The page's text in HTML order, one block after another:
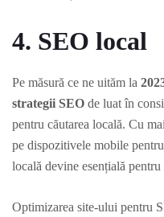
4. SEO local
Pe măsură ce ne uităm la
strategii SEO de luat în
pentru căutarea locală. Cu
pe dispozitivele mobile
locală devine esențială
Optimizarea site-ului pentru